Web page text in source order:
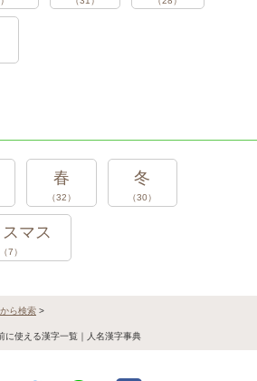
春
（32）
冬
（30）
マス
（7）
ら検索 >
に使える漢字一覧｜人名漢字事典